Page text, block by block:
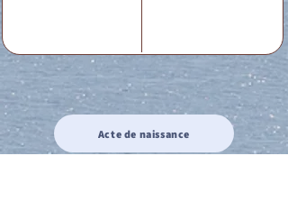
Acte de naissance